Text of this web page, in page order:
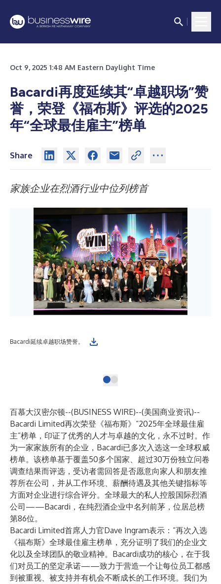
Oct 9, 2025 1:48 AM Eastern Daylight Time
Bacardi再度延续其“卓越职场”赞
誉，荣登《福布斯》评选的2025
年“全球最佳雇主”榜单
Share
家族企业在烈酒行业中位列榜首
Bacardi延续卓越职场赞誉。
百慕大汉密尔顿--(BUSINESS WIRE)--(美国商业资讯)--
Bacardi Limited再次荣登《福布斯》“2025年全球最佳雇
主”榜单，印证了优秀的人才与卓越的文化，永不过时。作
为一家家族所有的企业，Bacardi已多次入选这一全球权威
榜单。该榜单基于覆盖50多个国家、超过30万份独立问卷
调查结果而评选，受访者需回答是否愿意向家人和朋友推
荐所在公司，并从工作环境、薪酬待遇及其他关键指标等
方面对企业进行综合评分。全球最大的私人控股国际烈酒
公司——Bacardi，在纯烈酒企业中名列前茅，位居总榜
第86位。
Bacardi Limited首席人力官Dave Ingram表示：“再次入选
《福布斯》全球最佳雇主榜单，充分证明了我们的企业文
化以及全球团队的敬业精神。Bacardi成功的核心，在于我
们对员工的坚定承诺——致力于营造一个让每位员工都感
到被重视、被支持并有机会不断成长的工作环境。我们为